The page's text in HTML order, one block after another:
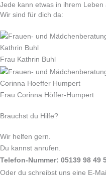
Jede kann etwas in ihrem Leben
Wir sind für dich da:
Frau Kathrin Buhl
Frau Corinna Höffer-Humpert
Brauchst du Hilfe?
Wir helfen gern.
Du kannst anrufen.
Telefon-Nummer: 05139 98 49
Oder du schreibst uns eine E-